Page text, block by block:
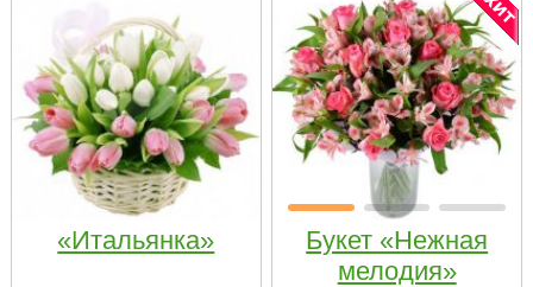
«Итальянка»
Букет «Нежная
мелодия»